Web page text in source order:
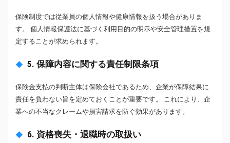
保険制度では従業員の個人情報や健康情報を扱う場合がありま
す。 個人情報保護法に基づく利用目的の明示や安全管理措置を規
定することが求められます。
5. 保障内容に関する責任制限条項
保険金支払の判断主体は保険会社であるため、企業が保障結果に
責任を負わない旨を定めておくことが重要です。 これにより、企
業への不当なクレームや損害請求を防ぐ効果があります。
6. 資格喪失・退職時の取扱い